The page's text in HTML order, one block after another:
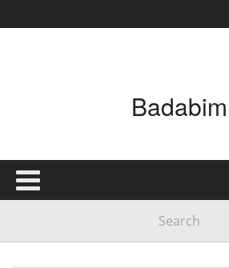
Badabim